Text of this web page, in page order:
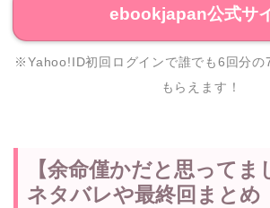
ebookjapan公式サ
※Yahoo!ID初回ログインで誰でも6回分の
もらえます！
【余命僅かだと思ってま
ネタバレや最終回まとめ